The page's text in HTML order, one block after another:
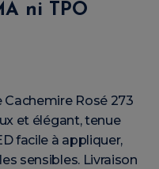
ni TPO
Rosé 273
et élégant, tenue
facile à appliquer,
sensibles. Livraison